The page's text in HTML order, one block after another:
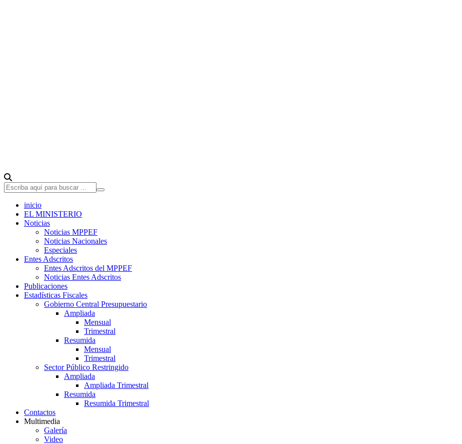
inicio
EL MINISTERIO
Noticias
Noticias MPPEF
Noticias Nacionales
Especiales
Entes Adscritos
Entes Adscritos del MPPEF
Noticias Entes Adscritos
Publicaciones
Estadísticas Fiscales
Gobierno Central Presupuestario
Ampliada
Mensual
Trimestral
Resumida
Mensual
Trimestral
Sector Público Restringido
Ampliada
Ampliada Trimestral
Resumida
Resumida Trimestral
Contactos
Multimedia
Galería
Video